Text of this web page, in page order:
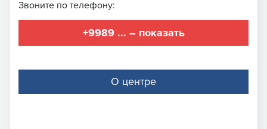
Звоните по телефону:
+9989 ... – показать
О центре